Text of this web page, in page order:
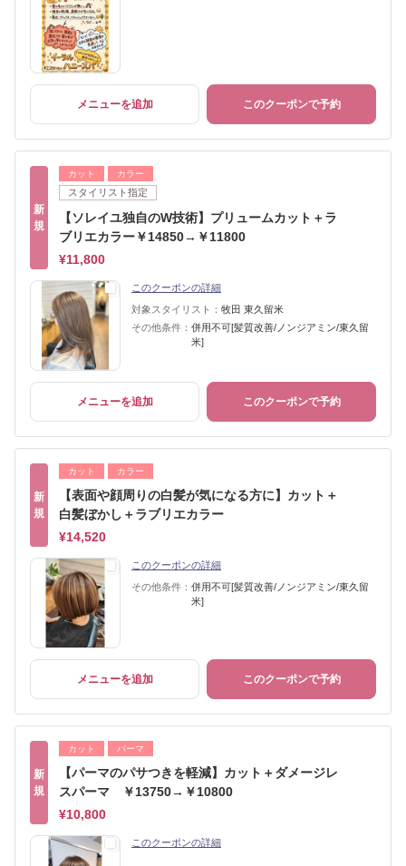
メニューを追加 このクーポンで予約
新
規
カット カラー
スタイリスト指定
【ソレイユ独自のW技術】プリュームカット＋ラ
ブリエカラー￥14850→￥11800
¥11,800
このクーポンの詳細
対象スタイリスト： 牧田 東久留米
その他条件： 併用不可[髪質改善/ノンジアミン/東久留
米]
メニューを追加 このクーポンで予約
新
規
カット カラー
【表面や顔周りの白髪が気になる方に】カット＋
白髪ぼかし＋ラブリエカラー
¥14,520
このクーポンの詳細
その他条件： 併用不可[髪質改善/ノンジアミン/東久留
米]
メニューを追加 このクーポンで予約
新
規
カット パーマ
【パーマのパサつきを軽減】カット＋ダメージレ
スパーマ ￥13750→￥10800
¥10,800
このクーポンの詳細